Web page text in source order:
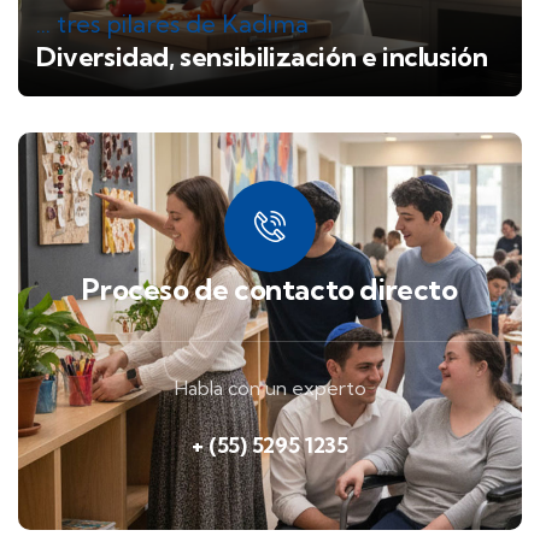
... tres pilares de Kadima
Diversidad, sensibilización e inclusión
Proceso de contacto directo
Habla con un experto
+ (55) 5295 1235